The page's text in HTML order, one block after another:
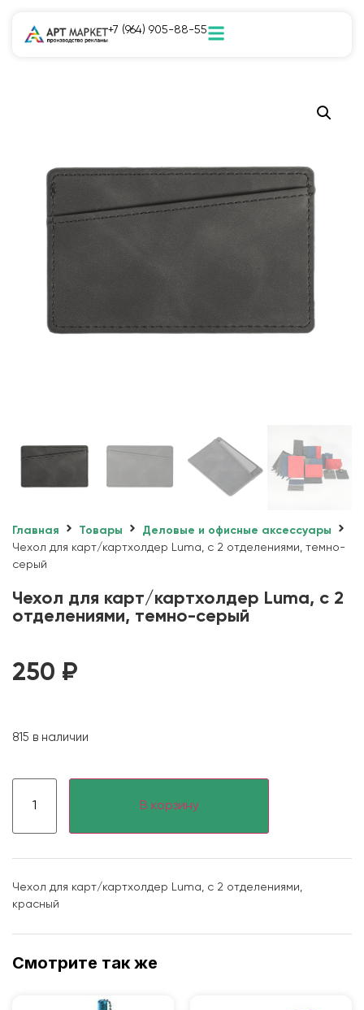
+7 (964) 905-88-55
Главная Товары
Деловые и офисные аксессуары
Чехол для карт/картхолдер Luma, с 2 отделениями, темно-
серый
Чехол для карт/картхолдер Luma, с 2
отделениями, темно-серый
250 ₽
815 в наличии
В корзину
Чехол для карт/картхолдер Luma, с 2 отделениями,
красный
Смотрите так же